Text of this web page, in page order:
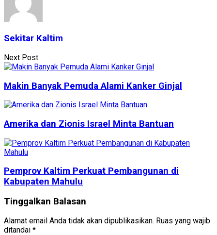
Sekitar Kaltim
Next Post
Makin Banyak Pemuda Alami Kanker Ginjal
Amerika dan Zionis Israel Minta Bantuan
Pemprov Kaltim Perkuat Pembangunan di
Kabupaten Mahulu
Tinggalkan Balasan
Alamat email Anda tidak akan dipublikasikan. Ruas yang wajib
ditandai *